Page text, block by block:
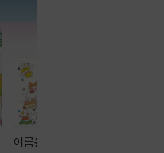
여름을 부탁해